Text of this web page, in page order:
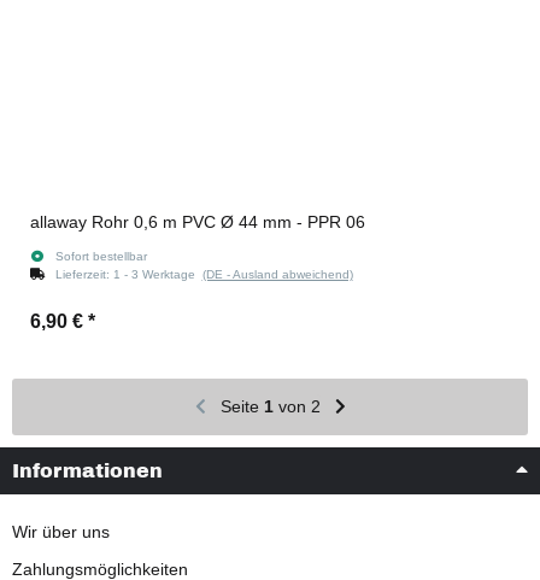
allaway Rohr 0,6 m PVC Ø 44 mm - PPR 06
Sofort bestellbar
Lieferzeit: 1 - 3 Werktage (DE - Ausland abweichend)
6,90 € *
Seite 1von 2
Informationen
Wir über uns
Zahlungsmöglichkeiten